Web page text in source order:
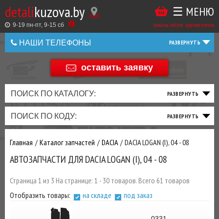
detalikuzova.by
9-19 пн-пт, 9-15 cб заказы online: круглосуточно
☰ МЕНЮ
НАШИ ТЕЛЕФОНЫ
+375 44 586 05 44
оставить заявку
ПОИСК ПО КАТАЛОГУ:
ПОИСК ПО КОДУ:
Главная Каталог запчастей DACIA DACIA LOGAN (I), 04 - 08
АВТОЗАПЧАСТИ ДЛЯ DACIA LOGAN (I), 04 - 08
Страница 1 из 3 На странице: 1 - 30 товаров. Всего 61 товаров
Отобразить товары:
на складе под заказ
Купить
в
1
Беларусь
+375
+375
ТАКЖЕ
ВЫ
МОЖЕТЕ
У
ЗАКАЗАТЬ
ДОБАВИВ
РАСХОДНИКИ,
ЗАПЧАСТИ К
ЗАКАЗУ ЧЕРЕЗ